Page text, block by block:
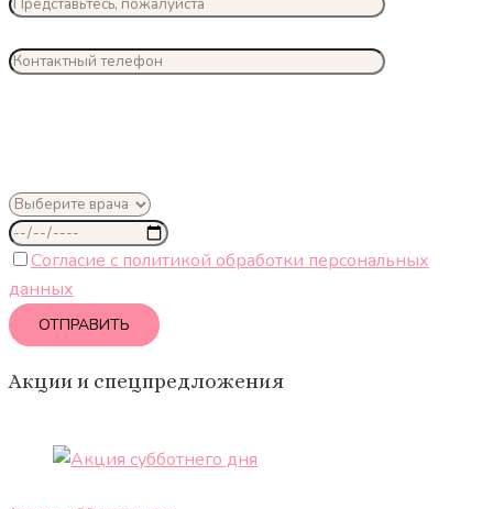
Согласие с политикой обработки персональных
данных
Акции и спецпредложения